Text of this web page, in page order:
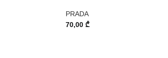
PRADA
70,00 ₾